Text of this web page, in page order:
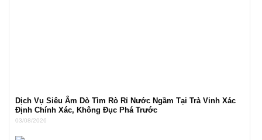
Dịch Vụ Siêu Âm Dò Tìm Rò Rỉ Nước Ngầm Tại Trà Vinh Xác
Định Chính Xác, Không Đục Phá Trước
03/08/2026